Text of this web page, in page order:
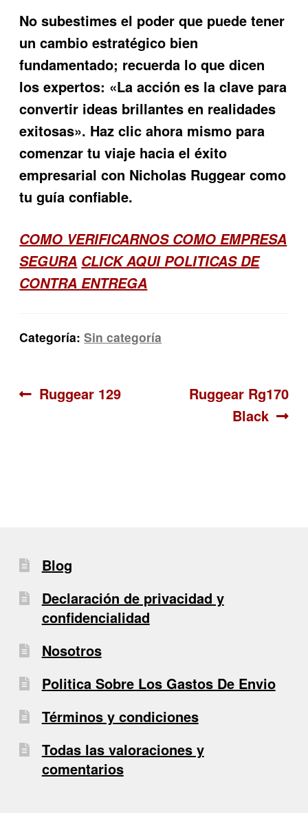
No subestimes el poder que puede tener
un cambio estratégico bien
fundamentado; recuerda lo que dicen
los expertos: «La acción es la clave para
convertir ideas brillantes en realidades
exitosas». Haz clic ahora mismo para
comenzar tu viaje hacia el éxito
empresarial con Nicholas Ruggear como
tu guía confiable.
COMO VERIFICARNOS COMO EMPRESA
SEGURA CLICK AQUI POLITICAS DE
CONTRA ENTREGA
Categoría:Sin categoría
Navegación
Anterior:
Ruggear 129 Siguiente:
Ruggear Rg170
Black
Blog
Declaración de privacidad y
confidencialidad
Nosotros
Politica Sobre Los Gastos De Envio
Términos y condiciones
Todas las valoraciones y
comentarios